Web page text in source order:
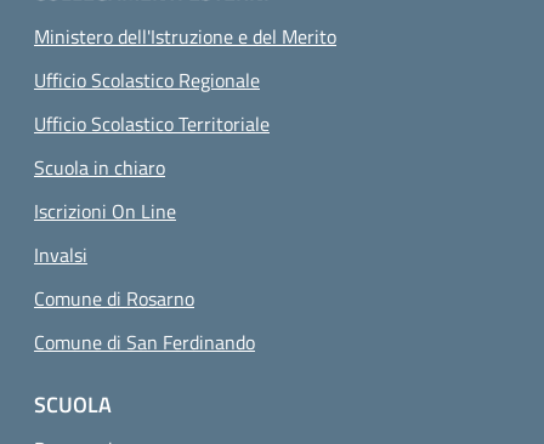
Ministero dell'Istruzione e del Merito
Ufficio Scolastico Regionale
Ufficio Scolastico Territoriale
Scuola in chiaro
Iscrizioni On Line
Invalsi
Comune di Rosarno
Comune di San Ferdinando
SCUOLA